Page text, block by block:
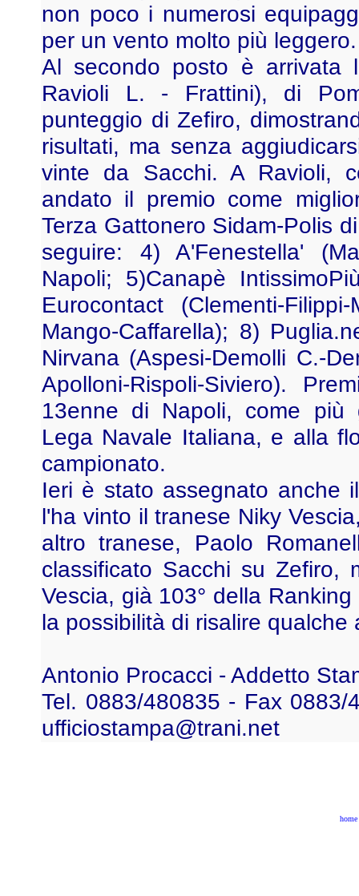
non poco i numerosi
per un vento molto più leggero.
Al secondo posto è arrivata
Ravioli L. - Frattini), di
punteggio di Zefiro,
risultati, ma senza
vinte da Sacchi. A Ravioli,
andato il premio come
Terza Gattonero Sidam-Polis
seguire: 4) A'Fenestella'
Napoli; 5)Canapè
Eurocontact (Clementi-
Mango-Caffarella); 8)
Nirvana (Aspesi-Demolli C.-
Apolloni-Rispoli-Siviero).
13enne di Napoli, come più
Lega Navale Italiana, e alla
campionato.
Ieri è stato assegnato anche
l'ha vinto il tranese Niky
altro tranese, Paolo
classificato Sacchi su Zefiro,
Vescia, già 103° della
la possibilità di risalire qualche
Antonio Procacci - Addetto
Tel. 0883/480835 - Fax
ufficiostampa@trani.net
home